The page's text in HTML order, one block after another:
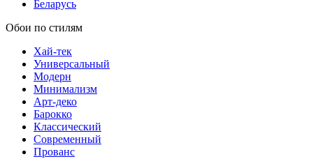
Беларусь
Обои по стилям
Хай-тек
Универсальный
Модерн
Минимализм
Арт-деко
Барокко
Классический
Современный
Прованс